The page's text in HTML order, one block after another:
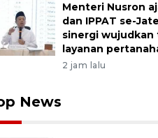
Menteri Nusron
dan IPPAT se-
sinergi wujudkan
layanan
2 jam lalu
News